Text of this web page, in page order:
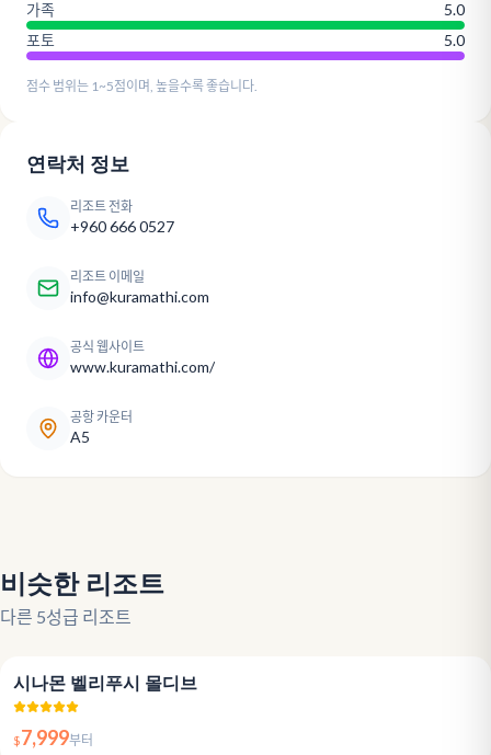
가족
5.0
포토
5.0
점수 범위는 1~5점이며, 높을수록 좋습니다.
연락처 정보
리조트 전화
+960 666 0527
리조트 이메일
info@kuramathi.com
공식 웹사이트
www.kuramathi.com/
공항 카운터
A5
비슷한 리조트
다른 5성급 리조트
시나몬 벨리푸시 몰디브
$7,999부터